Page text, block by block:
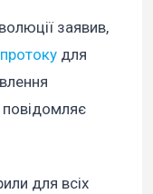
заявив,
для
для всіх